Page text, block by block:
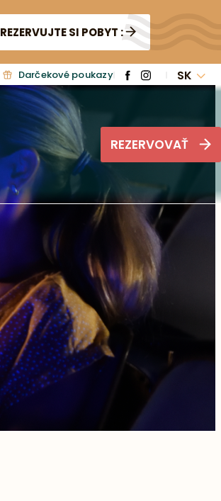
REZERVUJTE SI POBYT :
Darčekové poukazy SK
REZERVOVAŤ